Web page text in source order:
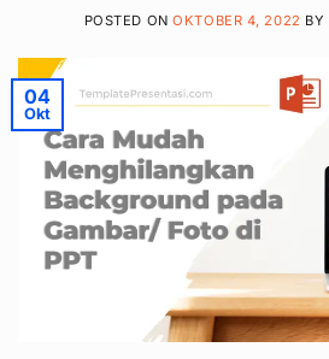
POSTED ONOKTOBER 4, 2022 BY
04
Okt